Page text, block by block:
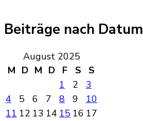
Beiträge nach Datum
August 2025
M D M D F S
S
1
2
3
4
5 6 7 8 9
10
11 12 13 14 15 16 17